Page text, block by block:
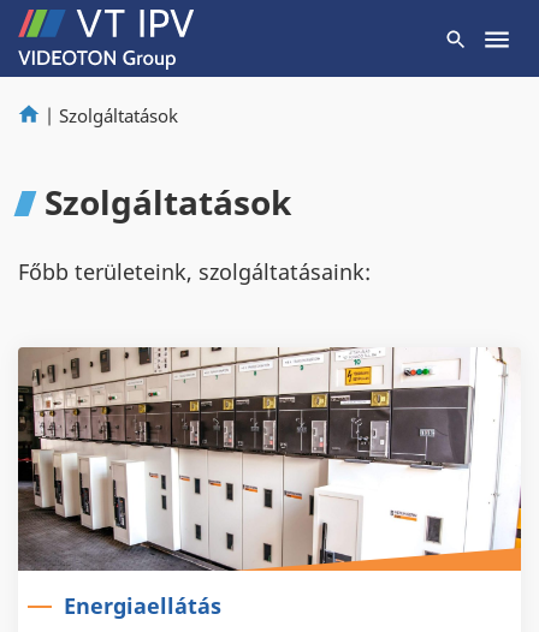
| Szolgáltatások
Szolgáltatások
Főbb területeink, szolgáltatásaink:
Energiaellátás